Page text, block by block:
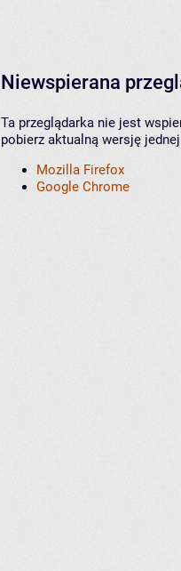
Niewspierana
Ta przeglądarka nie jest
pobierz aktualną wersję
Mozilla Firefox
Google Chrome